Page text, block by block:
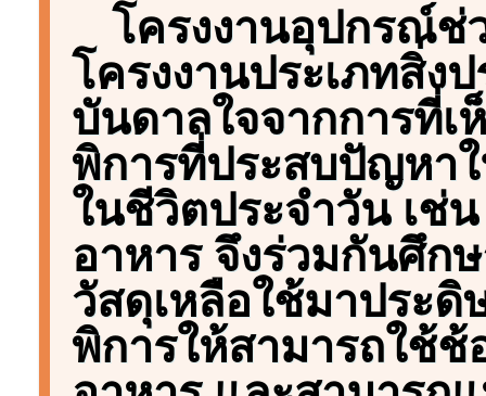
โครงงานอุปกรณ์ช่
โครงงานประเภทสิ่ง
บันดาลใจจากการที่เ
พิการที่ประสบปัญหา
ในชีวิตประจำวัน เช่
อาหาร จึงร่วมกันศึก
วัสดุเหลือใช้มาประ
พิการให้สามารถใช้